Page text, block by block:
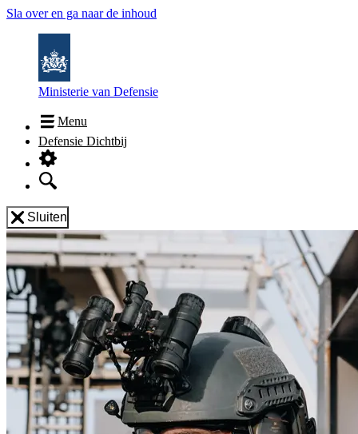
Sla over en ga naar de inhoud
Ministerie van Defensie
Menu
Defensie Dichtbij
Sluiten